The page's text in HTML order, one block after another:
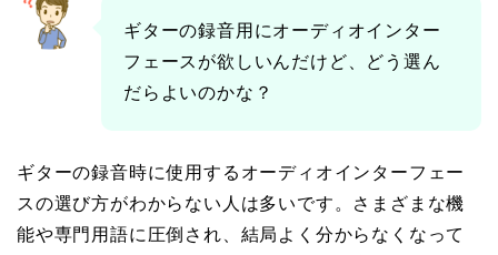
ギターの録音用にオーディオインター
フェースが欲しいんだけど、どう選ん
だらよいのかな？
ギターの録音時に使用するオーディオインターフェー
スの選び方がわからない人は多いです。さまざまな機
能や専門用語に圧倒され、結局よく分からなくなって